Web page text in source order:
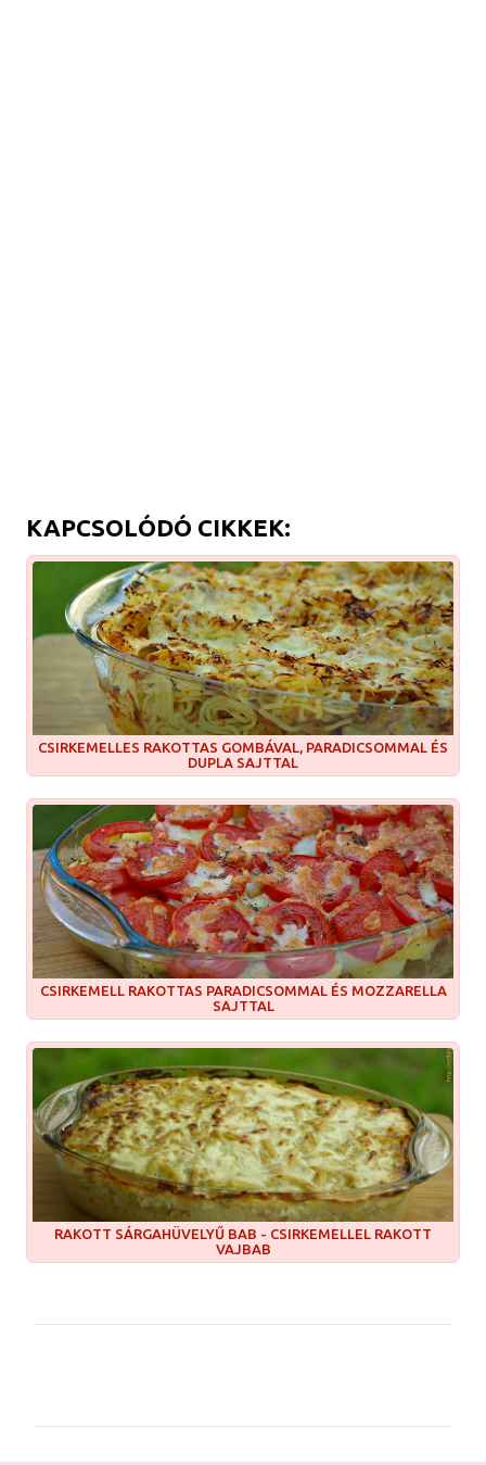
KAPCSOLÓDÓ CIKKEK:
CSIRKEMELLES RAKOTTAS GOMBÁVAL, PARADICSOMMAL ÉS
DUPLA SAJTTAL
CSIRKEMELL RAKOTTAS PARADICSOMMAL ÉS MOZZARELLA
SAJTTAL
RAKOTT SÁRGAHÜVELYŰ BAB - CSIRKEMELLEL RAKOTT
VAJBAB